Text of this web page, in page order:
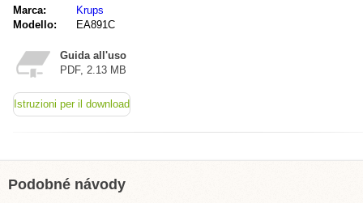
Marca:
Krups
Modello:
EA891C
Guida all'uso
PDF, 2.13 MB
Istruzioni per il download
Podobné návody